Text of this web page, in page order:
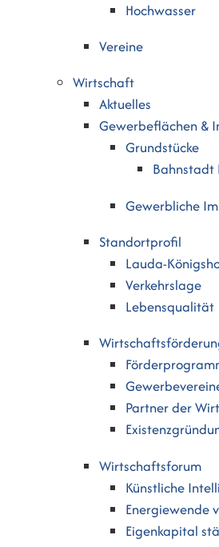
Hochwasser
Vereine
Wirtschaft
Aktuelles
Gewerbeflächen &
Grundstücke
Bahnstadt
Gewerbliche
Standortprofil
Lauda-
Verkehrslage
Lebensqualität
Partner der
Wirtschaftsforum
Künstliche
Energiewende
Eigenkapital